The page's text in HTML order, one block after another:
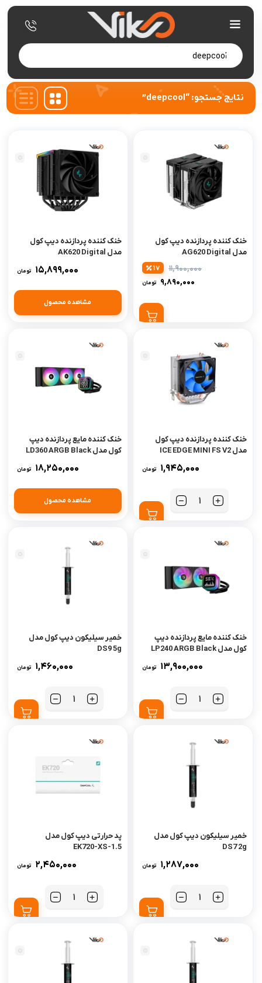
Products
search
نتایج جستجو: “deepcool”
خنک کننده پردازنده دیپ کول
مدل AG620 Digital
11,900,000
9,890,000
تومان
17
خنک کننده پردازنده دیپ کول
مدل AK620 Digital
15,899,000 تومان
مشاهده محصول
خنک کننده پردازنده دیپ کول
مدل ICE EDGE MINI FS V2
1,945,000 تومان
تعداد
خنک کننده مایع پردازنده دیپ
کول مدل LD360 ARGB Black
18,250,000 تومان
مشاهده محصول
خنک کننده مایع پردازنده دیپ
کول مدل LP240 ARGB Black
13,900,000 تومان
تعداد
خمیر سیلیکون دیپ کول مدل
DS9 5g
1,460,000 تومان
تعداد
خمیر سیلیکون دیپ کول مدل
DS7 2g
1,287,000 تومان
تعداد
پد حرارتی دیپ کول مدل
EK720-XS-1.5
2,450,000 تومان
تعداد